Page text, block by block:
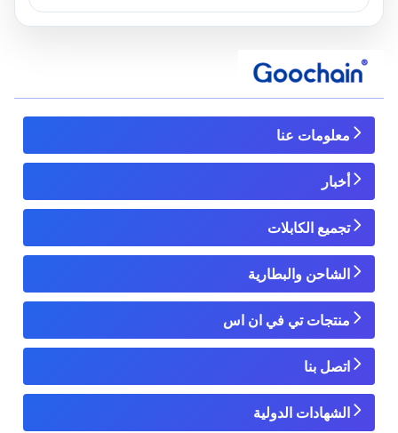
معلومات عنا
أخبار
تجميع الكابلات
الشاحن والبطارية
منتجات تي في ان اس
اتصل بنا
الشهادات الدولية